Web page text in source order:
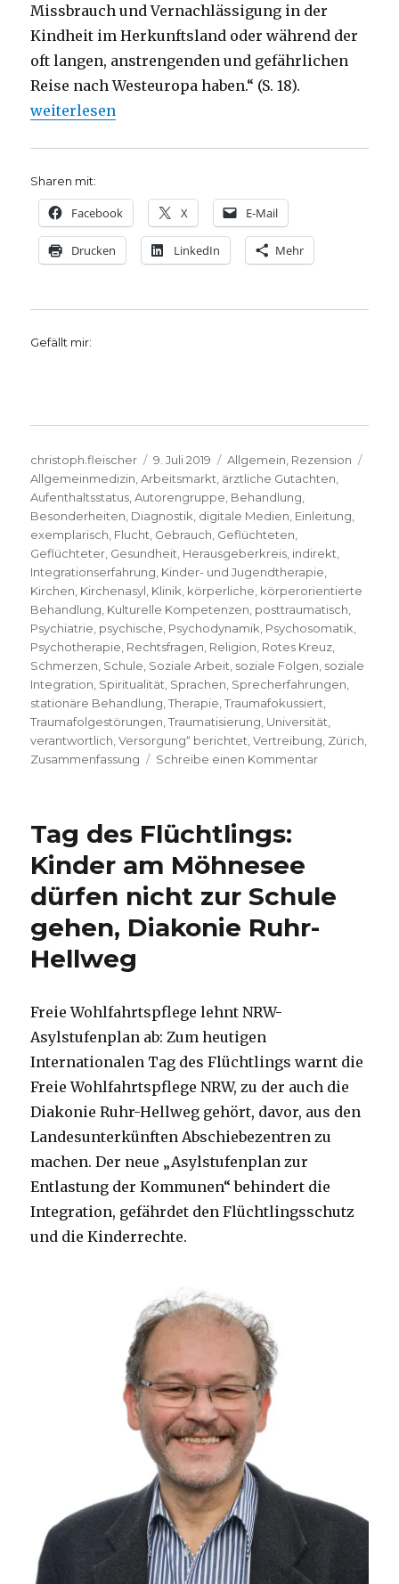
Missbrauch und Vernachlässigung in der
Kindheit im Herkunftsland oder während der
oft langen, anstrengenden und gefährlichen
Reise nach Westeuropa haben.“ (S. 18).
„Das Trauma der Flucht, Rezension von Christoph
weiterlesen
Sharen mit:
Facebook X E-Mail
Drucken LinkedIn Mehr
Gefällt mir:
Autor
christoph.fleischer
Veröffentlicht
am
9. Juli 2019 Kategorien
Allgemein Rezension
Allgemeinmedizin ,Arbeitsmarkt ärztliche Gutachten
Aufenthaltsstatus ,Autorengruppe Behandlung
Besonderheiten Diagnostik digitale Medien Einleitung
exemplarisch Flucht Gebrauch Geflüchteten
Geflüchteter Gesundheit Herausgeberkreis indirekt
Integrationserfahrung Kinder- und Jugendtherapie
Kirchen Kirchenasyl Klinik körperliche körperorientierte
Behandlung Kulturelle Kompetenzen posttraumatisch
Psychiatrie psychische Psychodynamik Psychosomatik
Psychotherapie Rechtsfragen Religion Rotes Kreuz
Schmerzen Schule Soziale Arbeit soziale Folgen soziale
Integration Spiritualität Sprachen Sprecherfahrungen
stationäre Behandlung ,Therapie ,Traumafokussiert
Traumafolgestörungen ,Traumatisierung Universität
verantwortlich ,Versorgung“ berichtet ,Vertreibung Zürich
Zusammenfassung
Schreibe einen Kommentarzu
Christoph
Fleischer,
Welver
Tag des Flüchtlings:
Kinder am Möhnesee
dürfen nicht zur Schule
gehen, Diakonie Ruhr-
Hellweg
Freie Wohlfahrtspflege lehnt NRW-
Asylstufenplan ab: Zum heutigen
Internationalen Tag des Flüchtlings warnt die
Freie Wohlfahrtspflege NRW, zu der auch die
Diakonie Ruhr-Hellweg gehört, davor, aus den
Landesunterkünften Abschiebezentren zu
machen. Der neue „Asylstufenplan zur
Entlastung der Kommunen“ behindert die
Integration, gefährdet den Flüchtlingsschutz
und die Kinderrechte.